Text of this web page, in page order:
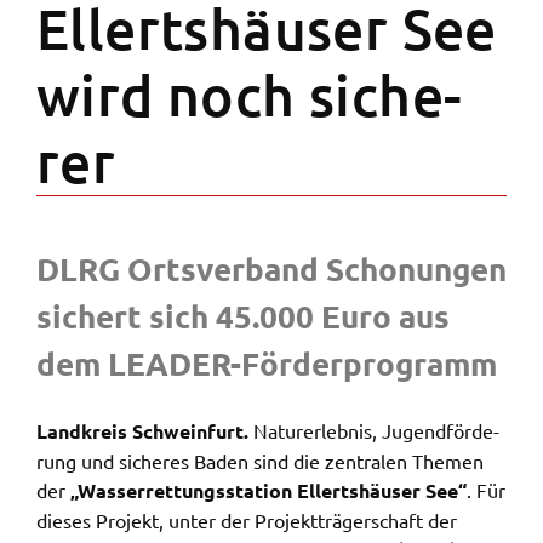
Ellerts­häu­ser See
wird noch siche­
rer
DLRG Orts­ver­band Scho­nun­gen
sichert sich 45.000 Euro aus
dem LEADER-Förder­pro­gramm
Land­kreis Schwein­furt. Natur­er­leb­nis, Jugend­för­de­
rung und siche­res Baden sind die zentra­len Themen
der „Wasser­ret­tungs­sta­ti­on Ellerts­häu­ser See“ . Für
dieses Projekt, unter der Projekt­trä­ger­schaft der
Zweck:
Speicherung Einwilligung Datenschutzhinweise
Cookie Laufzeit:
1 Jahr
Frontend Benutzer
fe_typo_user
Landratsamt Schweinfurt
Zweck:
Cookie Laufzeit:
Session